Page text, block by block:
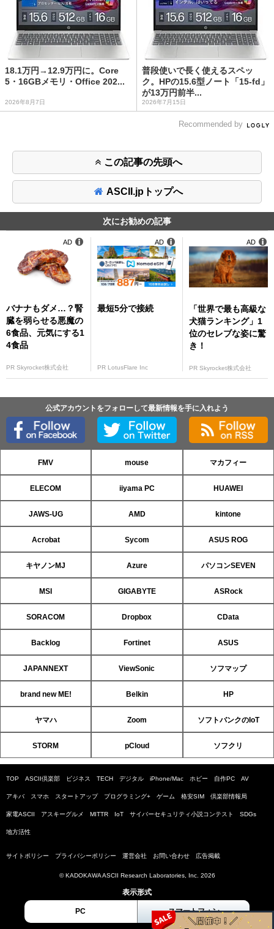
18.1万円→12.9万円に。Core
5・16GBメモリ・Office 202...
2026年8月7日
普段使いで長く使えるスペッ
ク。HPの15.6型ノート「15-fd」
が13万円前半...
2026年7月15日
Recommended by
この記事の先頭へ
ASCII.jpトップへ
次にお勧めの記事
バナナもダメ…？腎
臓を弱らせる悪魔の
6食品、元気にする1
4食品
PR Skyrocket株式会社
AD
最短5分で接続
PR LotusFlare Inc
AD
「世界で最も高級な
犬猫ランキング」1
位のセレブな姿に驚
き！
PR Skyrocket株式会社
AD
公式アカウントをフォローして最新情報を手に入れよう
FMV mouse マカフィー
ELECOM iiyama PC HUAWEI
JAWS-UG AMD kintone
Acrobat Sycom ASUS ROG
キヤノンMJ Azure パソコンSEVEN
MSI GIGABYTE ASRock
SORACOM Dropbox CData
Backlog Fortinet ASUS
JAPANNEXT ViewSonic ソフマップ
brand new ME! Belkin HP
ヤマハ Zoom ソフトバンクのIoT
STORM pCloud ソフクリ
TOP ASCII倶楽部 ビジネス TECH デジタル iPhone/Mac ホビー 自作PC AV
アキバ スマホ スタートアップ プログラミング+ ゲーム 格安SIM 倶楽部情報局
家電ASCII アスキーグルメ MITTR IoT サイバーセキュリティ小説コンテスト SDGs
地方活性
サイトポリシー プライバシーポリシー 運営会社 お問い合わせ 広告掲載
© KADOKAWA ASCII Research Laboratories, Inc. 2026
表示形式
PC スマートフォン